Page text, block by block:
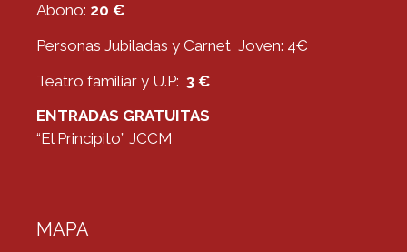
Abono: 20 €
Personas Jubiladas y Carnet Joven: 4€
Teatro familiar y U.P: 3 €
ENTRADAS GRATUITAS
“El Principito” JCCM
MAPA